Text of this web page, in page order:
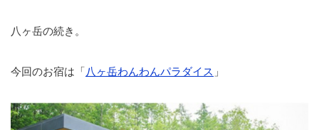
八ヶ岳の続き。
今回のお宿は「八ヶ岳わんわんパラダイス 」